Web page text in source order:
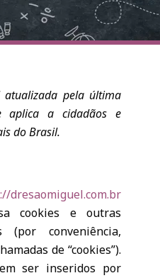
pela última
aplica a cidadãos e
do Brasil.
dresaomiguel.com.br
cookies e outras
(por conveniência,
de “cookies”).
ser inseridos por